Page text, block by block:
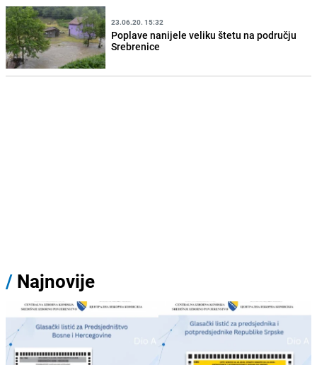
23.06.20. 15:32
Poplave nanijele veliku štetu na području
Srebrenice
/ Najnovije